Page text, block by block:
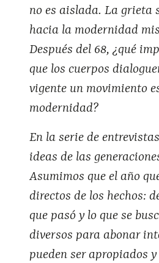
no es aislada. La grieta
hacia la modernidad
Después del 68, ¿qué
que los cuerpos
vigente un movimiento
modernidad?
En la serie de
ideas de las
Asumimos que el año
directos de los hechos:
que pasó y lo que se
diversos para abonar
pueden ser apropiados